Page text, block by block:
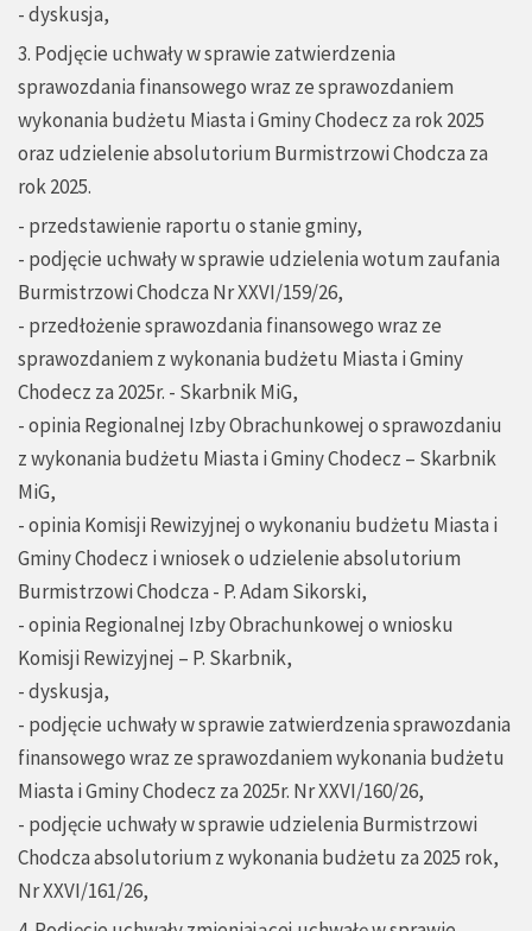
- dyskusja,
3. Podjęcie uchwały w sprawie zatwierdzenia
sprawozdania finansowego wraz ze sprawozdaniem
wykonania budżetu Miasta i Gminy Chodecz za rok 2025
oraz udzielenie absolutorium Burmistrzowi Chodcza za
rok 2025.
- przedstawienie raportu o stanie gminy,
- podjęcie uchwały w sprawie udzielenia wotum zaufania
Burmistrzowi Chodcza Nr XXVI/159/26,
- przedłożenie sprawozdania finansowego wraz ze
sprawozdaniem z wykonania budżetu Miasta i Gminy
Chodecz za 2025r. - Skarbnik MiG,
- opinia Regionalnej Izby Obrachunkowej o sprawozdaniu
z wykonania budżetu Miasta i Gminy Chodecz – Skarbnik
MiG,
- opinia Komisji Rewizyjnej o wykonaniu budżetu Miasta i
Gminy Chodecz i wniosek o udzielenie absolutorium
Burmistrzowi Chodcza - P. Adam Sikorski,
- opinia Regionalnej Izby Obrachunkowej o wniosku
Komisji Rewizyjnej – P. Skarbnik,
- dyskusja,
- podjęcie uchwały w sprawie zatwierdzenia sprawozdania
finansowego wraz ze sprawozdaniem wykonania budżetu
Miasta i Gminy Chodecz za 2025r. Nr XXVI/160/26,
- podjęcie uchwały w sprawie udzielenia Burmistrzowi
Chodcza absolutorium z wykonania budżetu za 2025 rok,
Nr XXVI/161/26,